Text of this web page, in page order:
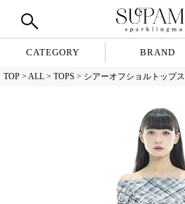
CATEGORY BRAND
TOP ALL TOPS シアーオフショルトップス